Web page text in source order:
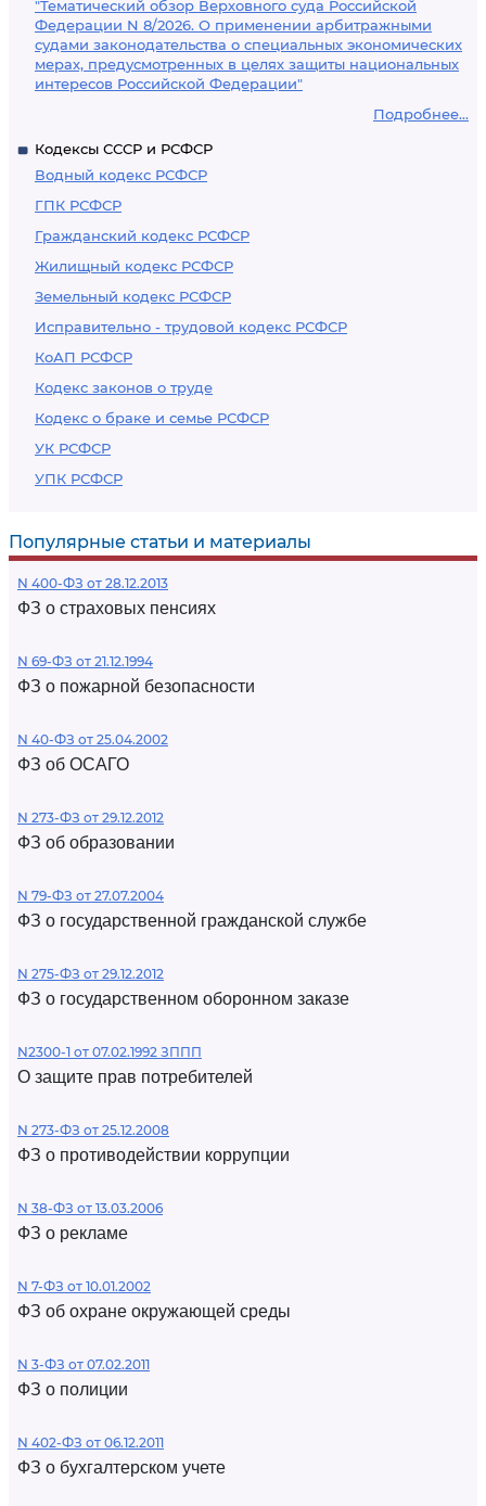
"Тематический обзор Верховного суда Российской
Федерации N 8/2026. О применении арбитражными
судами законодательства о специальных экономических
мерах, предусмотренных в целях защиты национальных
интересов Российской Федерации"
Подробнее...
Кодексы СССР и РСФСР
Водный кодекс РСФСР
ГПК РСФСР
Гражданский кодекс РСФСР
Жилищный кодекс РСФСР
Земельный кодекс РСФСР
Исправительно - трудовой кодекс РСФСР
КоАП РСФСР
Кодекс законов о труде
Кодекс о браке и семье РСФСР
УК РСФСР
УПК РСФСР
Популярные статьи и материалы
N 400-ФЗ от 28.12.2013
ФЗ о страховых пенсиях
N 69-ФЗ от 21.12.1994
ФЗ о пожарной безопасности
N 40-ФЗ от 25.04.2002
ФЗ об ОСАГО
N 273-ФЗ от 29.12.2012
ФЗ об образовании
N 79-ФЗ от 27.07.2004
ФЗ о государственной гражданской службе
N 275-ФЗ от 29.12.2012
ФЗ о государственном оборонном заказе
N2300-1 от 07.02.1992 ЗППП
О защите прав потребителей
N 273-ФЗ от 25.12.2008
ФЗ о противодействии коррупции
N 38-ФЗ от 13.03.2006
ФЗ о рекламе
N 7-ФЗ от 10.01.2002
ФЗ об охране окружающей среды
N 3-ФЗ от 07.02.2011
ФЗ о полиции
N 402-ФЗ от 06.12.2011
ФЗ о бухгалтерском учете